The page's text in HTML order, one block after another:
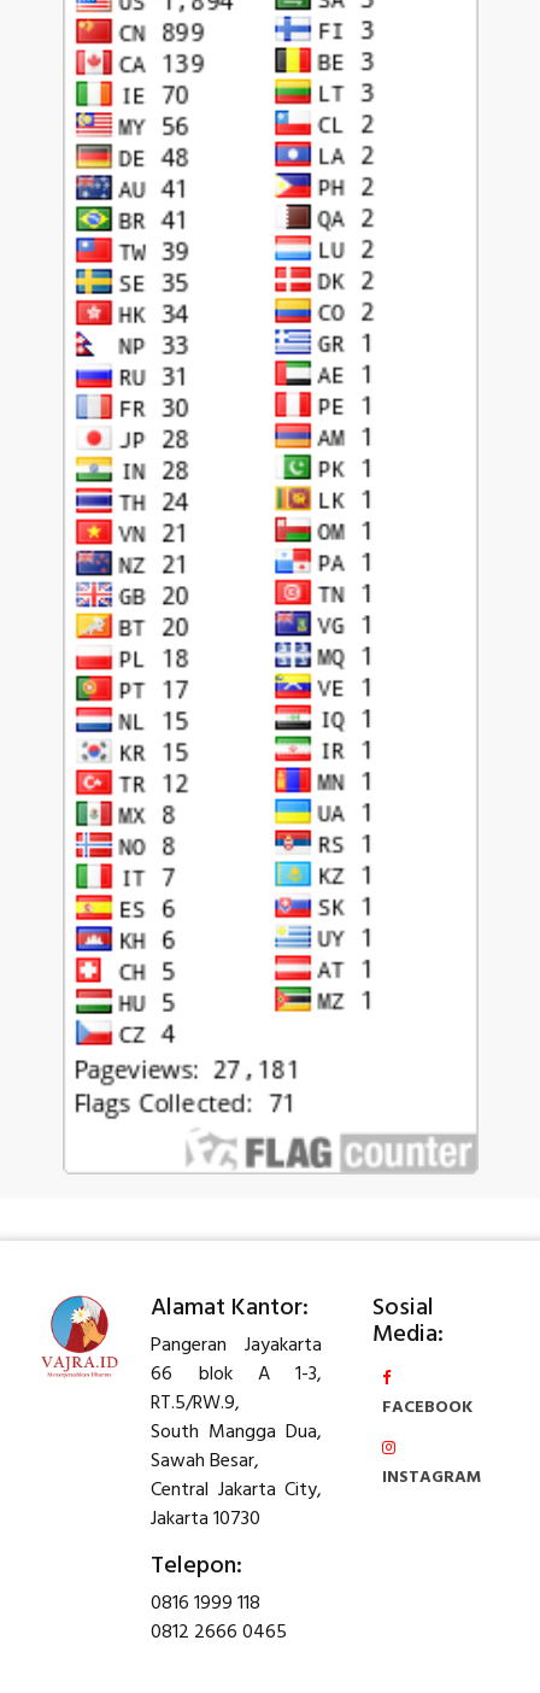
Alamat Kantor:
Pangeran Jayakarta
66 blok A 1-3,
RT.5/RW.9,
South Mangga Dua,
Sawah Besar,
Central Jakarta City,
Jakarta 10730
Telepon:
0816 1999 118
0812 2666 0465
Sosial
Media:
FACEBOOK
INSTAGRAM